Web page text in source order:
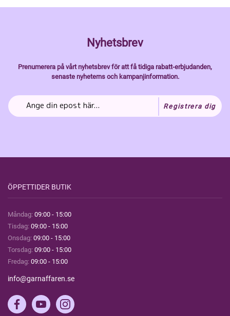
Nyhetsbrev
Prenumerera på vårt nyhetsbrev för att få tidiga rabatt-erbjudanden,
senaste nyheterns och kampanjinformation.
Registrera dig
ÖPPETTIDER BUTIK
Måndag: 09:00 - 15:00
Tisdag: 09:00 - 15:00
Onsdag: 09:00 - 15:00
Torsdag: 09:00 - 15:00
Fredag: 09:00 - 15:00
info@garnaffaren.se